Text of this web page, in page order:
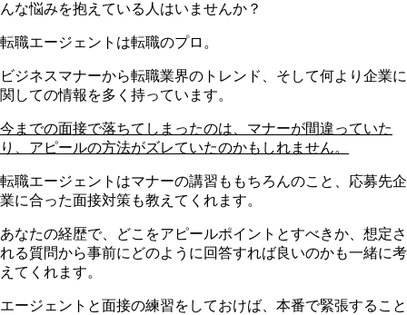
んな悩みを抱えている人はいませんか？
転職エージェントは転職のプロ。
ビジネスマナーから転職業界のトレンド、そして何より企業に
関しての情報を多く持っています。
今までの面接で落ちてしまったのは、マナーが間違っていた
り、アピールの方法がズレていたのかもしれません。
転職エージェントはマナーの講習ももちろんのこと、応募先企
業に合った面接対策も教えてくれます。
あなたの経歴で、どこをアピールポイントとすべきか、想定さ
れる質問から事前にどのように回答すれば良いのかも一緒に考
えてくれます。
エージェントと面接の練習をしておけば、本番で緊張すること